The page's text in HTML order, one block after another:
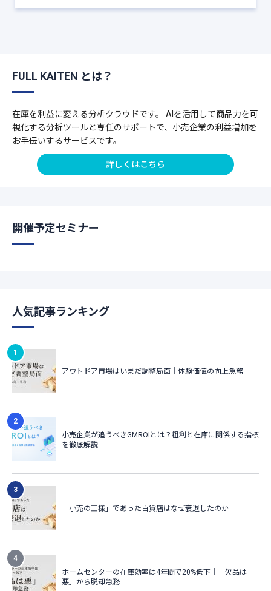
FULL KAITEN とは？
在庫を利益に変える分析クラウドです。 AIを活用して商品力を可
視化する分析ツールと専任のサポートで、小売企業の利益増加を
お手伝いするサービスです。
詳しくはこちら
開催予定セミナー
人気記事ランキング